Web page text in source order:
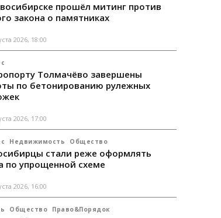
прошёл митинг против
закона о памятниках
2026, 18:00
Толмачёво завершены
по бетонированию рулежных
2026, 17:00
Недвижимость Общество
стали реже оформлять
по упрощенной схеме
2026, 16:00
Общество Право&Порядок